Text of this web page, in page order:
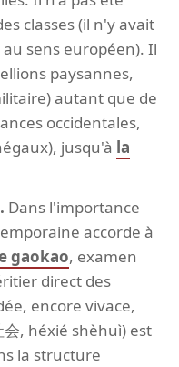
classes (il n'y avait
au sens européen). Il
paysannes,
autant que de
occidentales,
jusqu'à la
Dans l'importance
accorde à
gaokao, examen
direct des
encore vivace,
, héxié shèhuì) est
la structure